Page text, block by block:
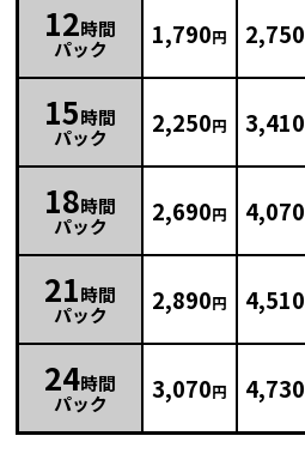
12時間
パック
1,790円 2,750
15時間
パック
2,250円 3,410
18時間
パック
2,690円 4,070
21時間
パック
2,890円 4,510
24時間
パック
3,070円 4,730